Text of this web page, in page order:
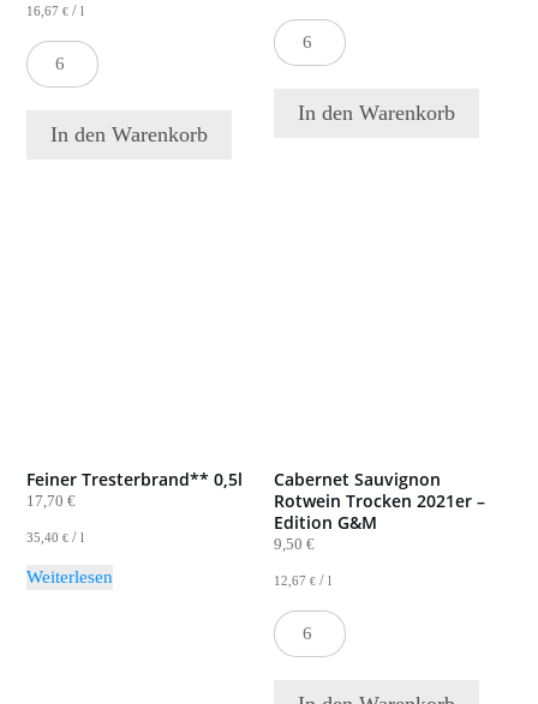
16,67 € / l
Testprodukt
Menge
In den Warenkorb
Testprodukt
Menge
In den Warenkorb
Feiner Tresterbrand** 0,5l
17,70 €
35,40 € / l
Weiterlesen
Cabernet Sauvignon
Rotwein Trocken 2021er –
Edition G&M
9,50€
12,67€ /l
Testprodukt
Menge